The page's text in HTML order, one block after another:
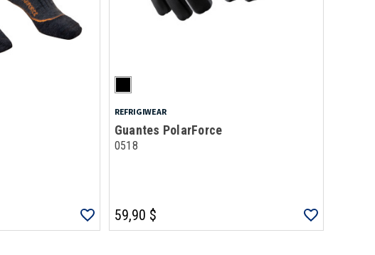
REFRIGIWEAR
Guantes PolarForce
0518
59,90 $